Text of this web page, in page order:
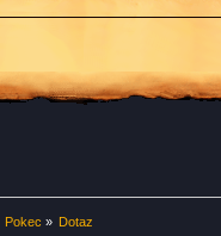
Pokec » Dotaz